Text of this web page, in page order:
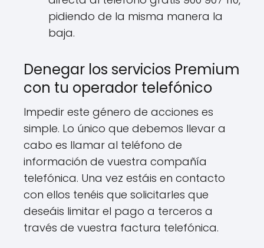
pidiendo de la misma manera la
baja.
Denegar los servicios Premium
con tu operador telefónico
Impedir este género de acciones es
simple. Lo único que debemos llevar a
cabo es llamar al teléfono de
información de vuestra compañía
telefónica. Una vez estáis en contacto
con ellos tenéis que solicitarles que
deseáis limitar el pago a terceros a
través de vuestra factura telefónica.